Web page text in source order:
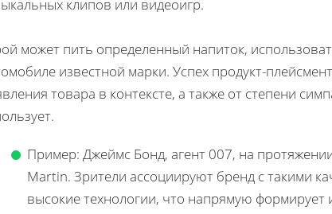
клипов или видеоигр.
может пить определенный напиток,
известной марки. Успех продукт-
товара в контексте, а также от степени
Пример: Джеймс Бонд, агент 007, на
Martin. Зрители ассоциируют бренд с такими
высокие технологии, что напрямую